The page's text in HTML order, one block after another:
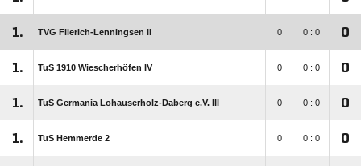
1. TVG Flierich-Lenningsen II 0 0 : 0 0
1. TuS 1910 Wiescherhöfen IV 0 0 : 0 0
1. TuS Germania Lohauserholz-Daberg e.V. III 0 0 : 0 0
1. TuS Hemmerde 2 0 0 : 0 0